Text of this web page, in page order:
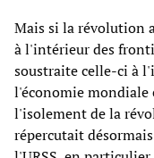
Mais si la révolution
à l'intérieur des
soustraite celle-ci à
l'économie
l'isolement de la
répercutait